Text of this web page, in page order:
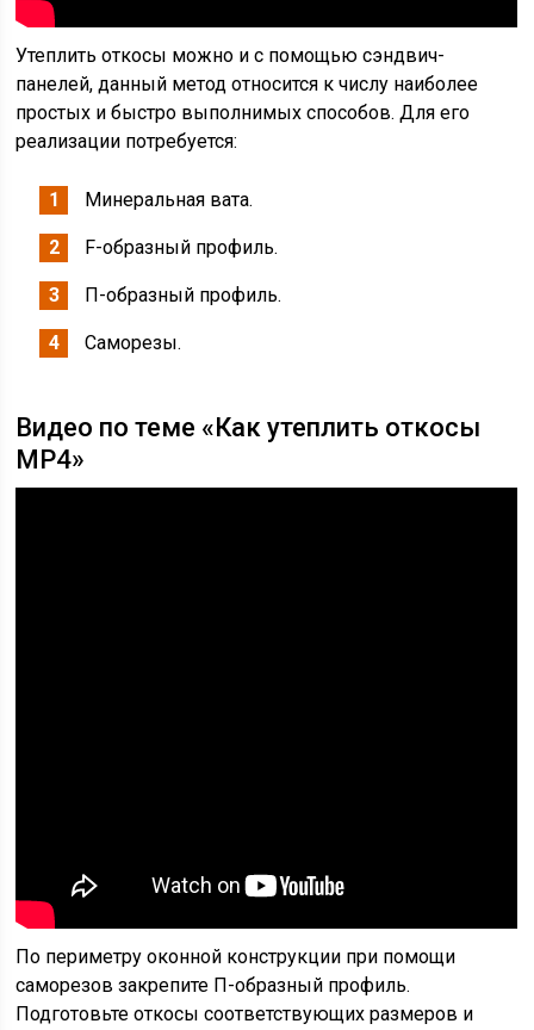
Утеплить откосы можно и с помощью сэндвич-
панелей, данный метод относится к числу наиболее
простых и быстро выполнимых способов. Для его
реализации потребуется:
Минеральная вата.
F-образный профиль.
П-образный профиль.
Саморезы.
Видео по теме «Как утеплить откосы
MP4»
По периметру оконной конструкции при помощи
саморезов закрепите П-образный профиль.
Подготовьте откосы соответствующих размеров и